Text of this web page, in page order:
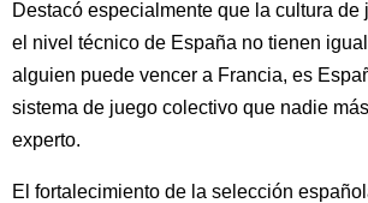
Destacó especialmente que la cultura de
el nivel técnico de España no tienen
alguien puede vencer a Francia, es
sistema de juego colectivo que nadie
experto.
El fortalecimiento de la selección